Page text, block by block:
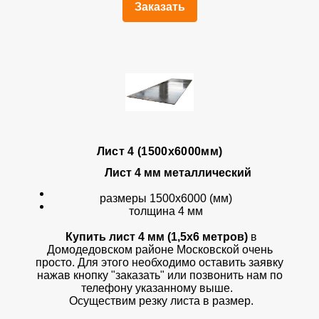
Заказать
Лист 4 (1500х6000мм)
Лист 4 мм металлический
размеры 1500х6000 (мм)
толщина 4 мм
Купить лист 4 мм (1,5х6 метров)в
Домодедовском районе Московской очень
просто. Для этого необходимо оставить заявку
нажав кнопку "заказать" или позвонить нам по
телефону указанному выше.
Осуществим резку листа в размер.